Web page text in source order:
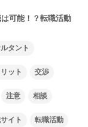
可能！？転職活動
タント
リット 交渉
注意 相談
イト 転職活動